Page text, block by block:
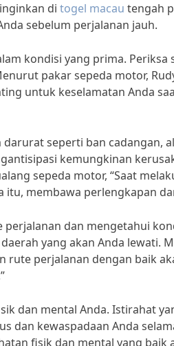
di togel macau tengah
sebelum perjalanan jauh.
kondisi yang prima. Periksa
pakar sepeda motor,
untuk keselamatan Anda
seperti ban cadangan,
kemungkinan
sepeda motor, “Saat
membawa perlengkapan
dan mengetahui
yang akan Anda lewati.
perjalanan dengan baik
dan mental Anda. Istirahat
dan kewaspadaan Anda
fisik dan mental yang